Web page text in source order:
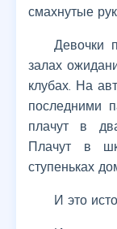
смахнутые
Девочки
залах
клубах. На
последними
плачут в
Плачут в
ступеньках
И это